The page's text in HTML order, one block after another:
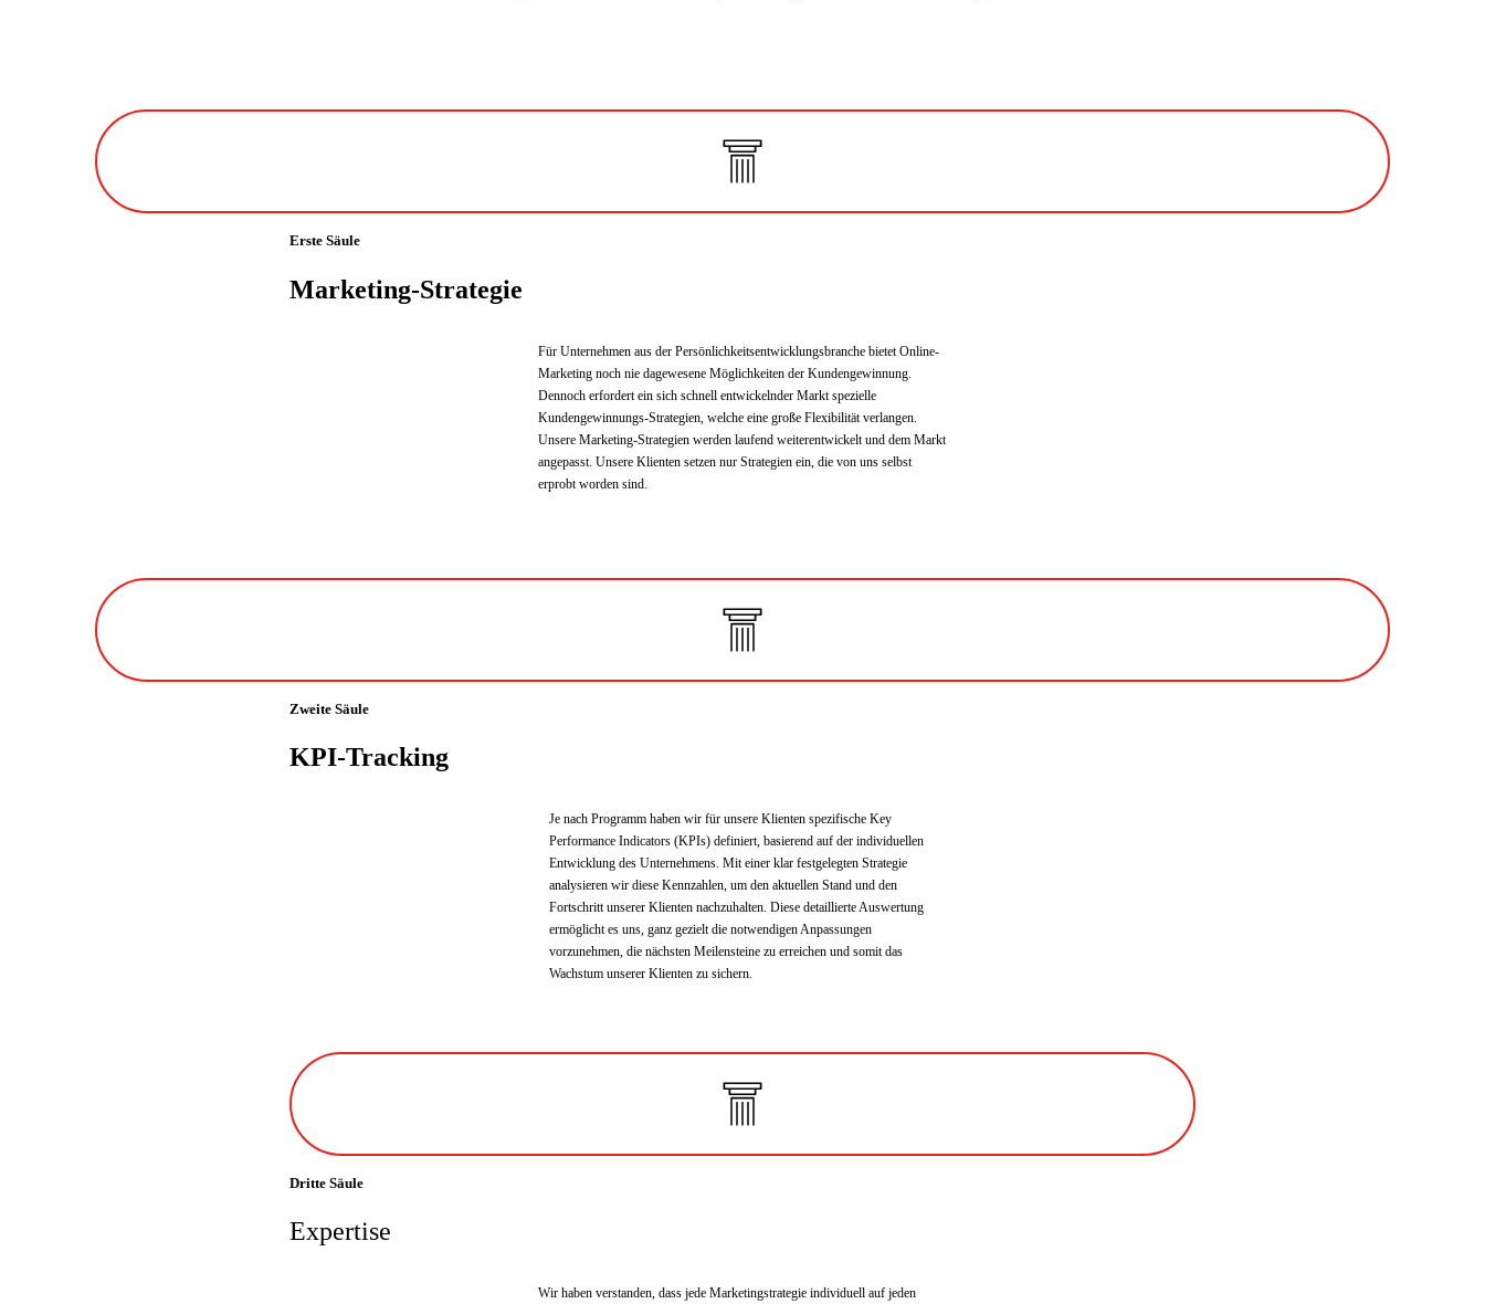
Erste Säule
Marketing-Strategie
Für Unternehmen aus der Persönlichkeitsentwicklungsbranche bietet Online-
Marketing noch nie dagewesene Möglichkeiten der Kundengewinnung.
Dennoch erfordert ein sich schnell entwickelnder Markt spezielle
Kundengewinnungs-Strategien, welche eine große Flexibilität verlangen.
Unsere Marketing-Strategien werden laufend weiterentwickelt und dem Markt
angepasst. Unsere Klienten setzen nur Strategien ein, die von uns selbst
erprobt worden sind.
Zweite Säule
KPI-Tracking
Je nach Programm haben wir für unsere Klienten spezifische Key
Performance Indicators (KPIs) definiert, basierend auf der individuellen
Entwicklung des Unternehmens. Mit einer klar festgelegten Strategie
analysieren wir diese Kennzahlen, um den aktuellen Stand und den
Fortschritt unserer Klienten nachzuhalten. Diese detaillierte Auswertung
ermöglicht es uns, ganz gezielt die notwendigen Anpassungen
vorzunehmen, die nächsten Meilensteine zu erreichen und somit das
Wachstum unserer Klienten zu sichern.
Dritte Säule
Expertise
Wir haben verstanden, dass jede Marketingstrategie individuell auf jeden